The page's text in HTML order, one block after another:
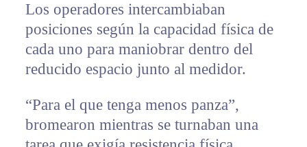
Los operadores intercambiaban
posiciones según la capacidad física de
cada uno para maniobrar dentro del
reducido espacio junto al medidor.
“Para el que tenga menos panza”,
bromearon mientras se turnaban una